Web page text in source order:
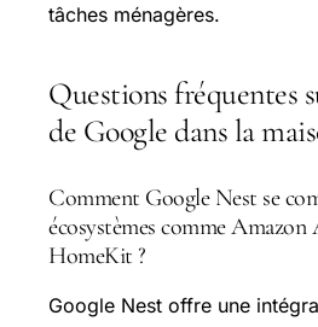
tâches ménagères.
Questions fréquentes
de Google dans la
Comment Google Nest se
écosystèmes comme
HomeKit ?
Google Nest offre une